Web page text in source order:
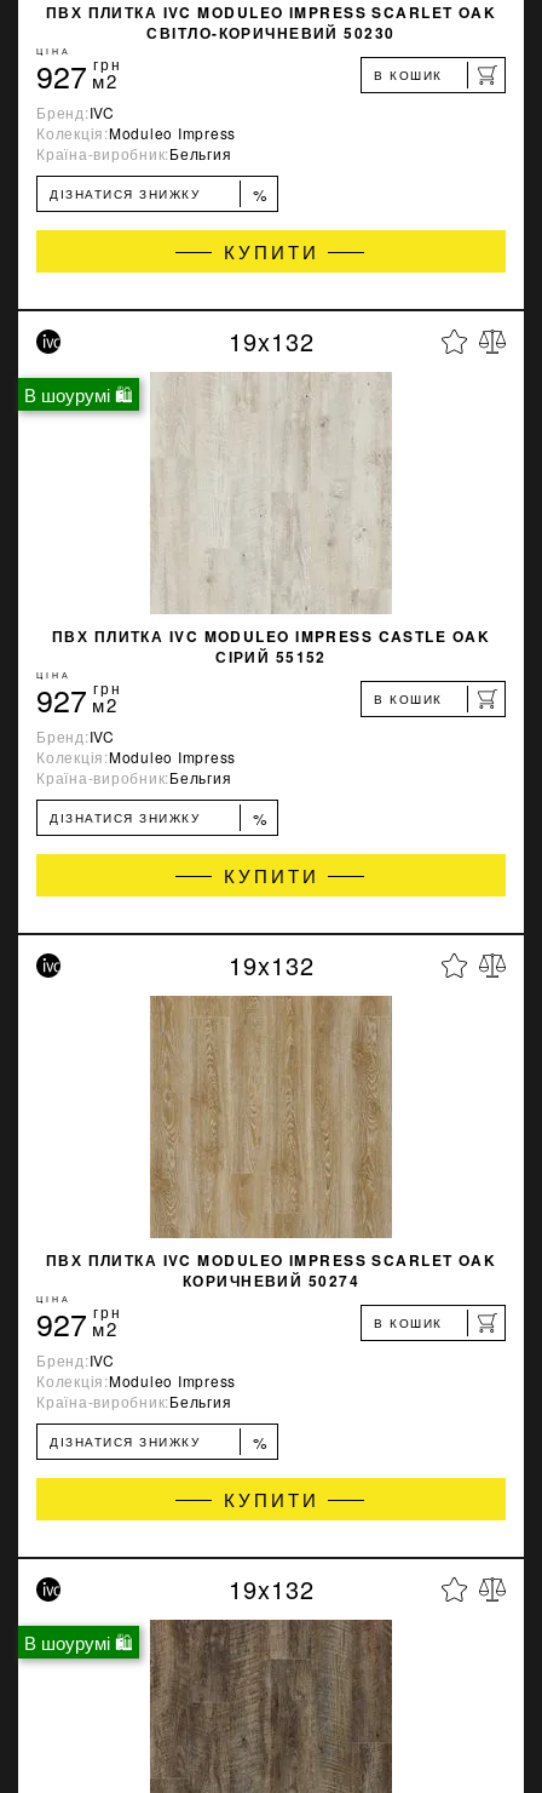
ПВХ ПЛИТКА IVC MODULEO IMPRESS SCARLET OAK
СВІТЛО-КОРИЧНЕВИЙ 50230
ЦІНА
927 грн
м2 В КОШИК
Бренд:IVC
Колекція:Moduleo Impress
Країна-виробник:Бельгия
ДІЗНАТИСЯ ЗНИЖКУ %
КУПИТИ
В шоурумі 🛍
19x132
ПВХ ПЛИТКА IVC MODULEO IMPRESS CASTLE OAK
СІРИЙ 55152
ЦІНА
927 грн
м2 В КОШИК
Бренд:IVC
Колекція:Moduleo Impress
Країна-виробник:Бельгия
ДІЗНАТИСЯ ЗНИЖКУ %
КУПИТИ
19x132
ПВХ ПЛИТКА IVC MODULEO IMPRESS SCARLET OAK
КОРИЧНЕВИЙ 50274
ЦІНА
927 грн
м2 В КОШИК
Бренд:IVC
Колекція:Moduleo Impress
Країна-виробник:Бельгия
ДІЗНАТИСЯ ЗНИЖКУ %
КУПИТИ
В шоурумі 🛍
19x132